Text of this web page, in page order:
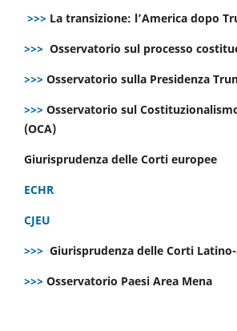
>>> La transizione: l’America dopo
>>> Osservatorio sul processo
>>> Osservatorio sulla Presidenza
>>> Osservatorio sul
(OCA)
Giurisprudenza delle Corti europee
ECHR
CJEU
>>> Giurisprudenza delle Corti
>>> Osservatorio Paesi Area Mena